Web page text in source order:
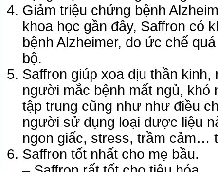
Giảm triệu chứng bệnh
khoa học gần đây, Saffron có
bệnh Alzheimer, do ức chế
bộ.
Saffron giúp xoa dịu thần
người mắc bệnh mất ngủ,
tập trung cũng như như điều
người sử dụng loại dược liệu
ngon giấc, stress, trầm cảm…
Saffron tốt nhất cho mẹ bầu.